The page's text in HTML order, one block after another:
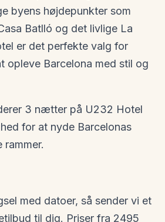
byens højdepunkter som
Batlló og det livlige La
er det perfekte valg for
opleve Barcelona med stil og
3 nætter på U232 Hotel
for at nyde Barcelonas
rammer.
med datoer, så sender vi et
til dig. Priser fra 2495